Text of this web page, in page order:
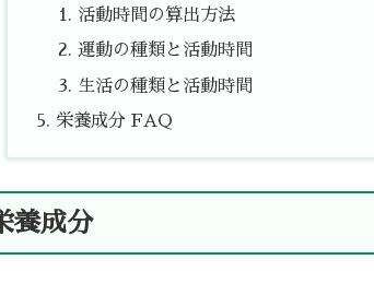
活動時間の算出方法
運動の種類と活動時間
生活の種類と活動時間
栄養成分 FAQ
養成分